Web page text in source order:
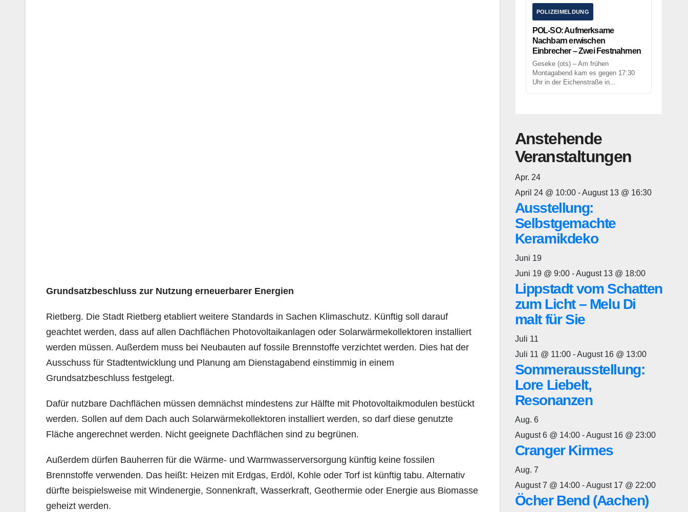
Grundsatzbeschluss zur Nutzung erneuerbarer Energien
Rietberg. Die Stadt Rietberg etabliert weitere Standards in Sachen Klimaschutz. Künftig soll darauf
geachtet werden, dass auf allen Dachflächen Photovoltaikanlagen oder Solarwärmekollektoren installiert
werden müssen. Außerdem muss bei Neubauten auf fossile Brennstoffe verzichtet werden. Dies hat der
Ausschuss für Stadtentwicklung und Planung am Dienstagabend einstimmig in einem
Grundsatzbeschluss festgelegt.
Dafür nutzbare Dachflächen müssen demnächst mindestens zur Hälfte mit Photovoltaikmodulen bestückt
werden. Sollen auf dem Dach auch Solarwärmekollektoren installiert werden, so darf diese genutzte
Fläche angerechnet werden. Nicht geeignete Dachflächen sind zu begrünen.
Außerdem dürfen Bauherren für die Wärme- und Warmwasserversorgung künftig keine fossilen
Brennstoffe verwenden. Das heißt: Heizen mit Erdgas, Erdöl, Kohle oder Torf ist künftig tabu. Alternativ
dürfte beispielsweise mit Windenergie, Sonnenkraft, Wasserkraft, Geothermie oder Energie aus Biomasse
geheizt werden.
POLIZEIMELDUNG
POL-SO: Aufmerksame
Nachbarn erwischen
Einbrecher – Zwei Festnahmen
Geseke (ots) – Am frühen
Montagabend kam es gegen 17:30
Uhr in der Eichenstraße in...
Anstehende
Veranstaltungen
Apr. 24
April 24 @ 10:00-August 13 @ 16:30
Ausstellung:
Selbstgemachte
Keramikdeko
Juni 19
Juni 19 @ 9:00-August 13 @ 18:00
Lippstadt vom Schatten
zum Licht – Melu Di
malt für Sie
Juli 11
Juli 11 @ 11:00-August 16 @ 13:00
Sommerausstellung:
Lore Liebelt,
Resonanzen
Aug. 6
August 6 @ 14:00-August 16 @ 23:00
Cranger Kirmes
Aug. 7
August 7 @ 14:00-August 17 @ 22:00
Öcher Bend (Aachen)